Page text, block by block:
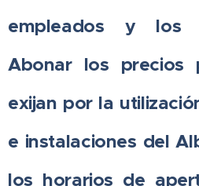
empleados y los
Abonar los precios
exijan por la
e instalaciones del
los horarios de